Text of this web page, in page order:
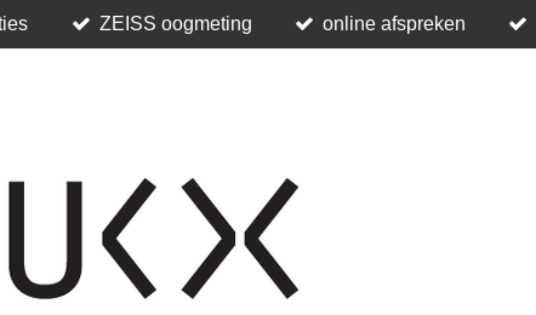
ZEISS oogmeting online afspreken